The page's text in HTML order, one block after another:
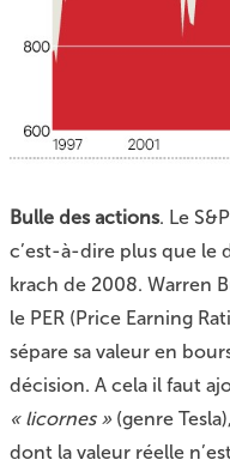
Bulle des actions. Le
c’est-à-dire plus que le
krach de 2008. Warren
le PER (Price Earning
sépare sa valeur en
décision. A cela il faut
« licornes »(genre
dont la valeur réelle